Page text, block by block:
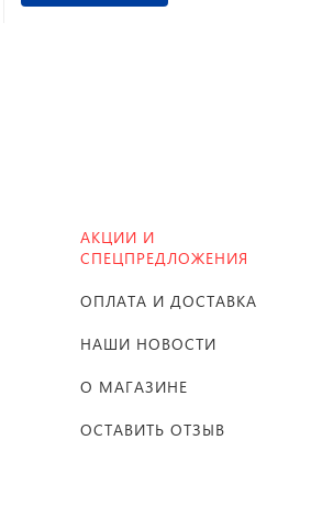
АКЦИИ И
СПЕЦПРЕДЛОЖЕНИЯ
ОПЛАТА И ДОСТАВКА
НАШИ НОВОСТИ
О МАГАЗИНЕ
ОСТАВИТЬ ОТЗЫВ